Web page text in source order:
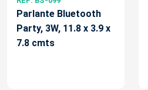
Parlante Bluetooth
Party, 3W, 11.8 x 3.9 x
7.8 cmts